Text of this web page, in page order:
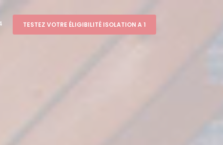
TESTEZ VOTRE ÉLIGIBILITÉ ISOLATION A 1